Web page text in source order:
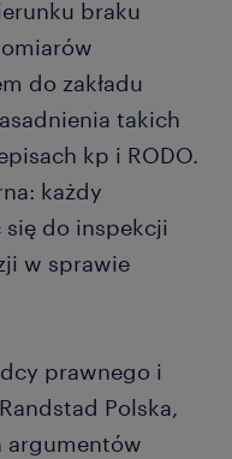
braku
do zakładu
takich
kp i RODO.
każdy
do inspekcji
w sprawie
prawnego i
Polska,
argumentów